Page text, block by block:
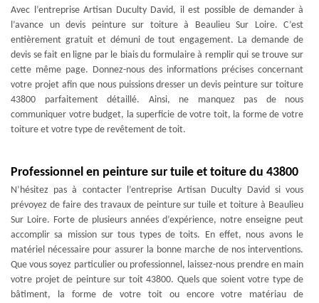
Avec l’entreprise Artisan Duculty David, il est possible de demander à
l’avance un devis peinture sur toiture à Beaulieu Sur Loire. C’est
entièrement gratuit et démuni de tout engagement. La demande de
devis se fait en ligne par le biais du formulaire à remplir qui se trouve sur
cette même page. Donnez-nous des informations précises concernant
votre projet afin que nous puissions dresser un devis peinture sur toiture
43800 parfaitement détaillé. Ainsi, ne manquez pas de nous
communiquer votre budget, la superficie de votre toit, la forme de votre
toiture et votre type de revêtement de toit.
Professionnel en peinture sur tuile et toiture du 43800
N’hésitez pas à contacter l’entreprise Artisan Duculty David si vous
prévoyez de faire des travaux de peinture sur tuile et toiture à Beaulieu
Sur Loire. Forte de plusieurs années d’expérience, notre enseigne peut
accomplir sa mission sur tous types de toits. En effet, nous avons le
matériel nécessaire pour assurer la bonne marche de nos interventions.
Que vous soyez particulier ou professionnel, laissez-nous prendre en main
votre projet de peinture sur toit 43800. Quels que soient votre type de
bâtiment, la forme de votre toit ou encore votre matériau de